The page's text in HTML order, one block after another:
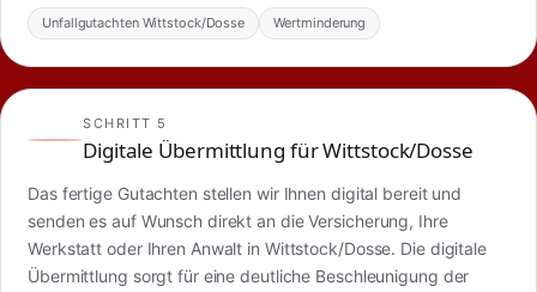
Unfallgutachten Wittstock/Dosse Wertminderung
SCHRITT 5
Digitale Übermittlung für Wittstock/Dosse
Das fertige Gutachten stellen wir Ihnen digital bereit und
senden es auf Wunsch direkt an die Versicherung, Ihre
Werkstatt oder Ihren Anwalt in Wittstock/Dosse. Die digitale
Übermittlung sorgt für eine deutliche Beschleunigung der